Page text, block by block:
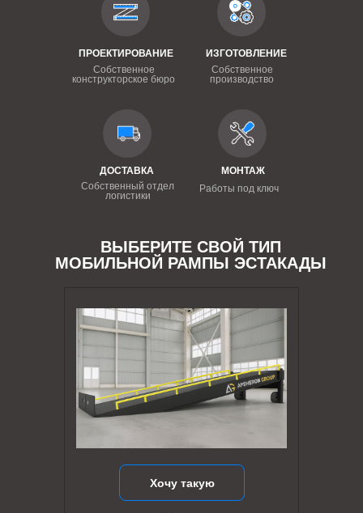
ПРОЕКТИРОВАНИЕ
Собственное
конструкторское бюро
ИЗГОТОВЛЕНИЕ
Собственное
производство
ДОСТАВКА
Собственный отдел
логистики
МОНТАЖ
Работы под ключ
ВЫБЕРИТЕ СВОЙ ТИП
МОБИЛЬНОЙ РАМПЫ ЭСТАКАДЫ
Хочу такую